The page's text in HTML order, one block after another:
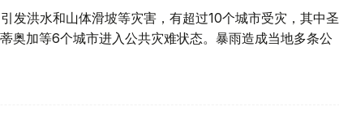
发洪水和山体滑坡等灾害，有超过10个城市受灾，其中圣
奥加等6个城市进入公共灾难状态。暴雨造成当地多条公